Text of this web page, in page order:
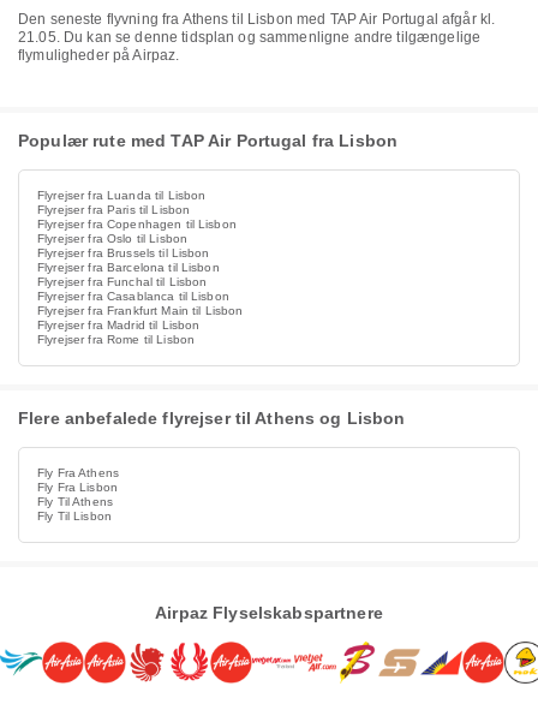
Den seneste flyvning fra Athens til Lisbon med TAP Air Portugal afgår kl.
21.05. Du kan se denne tidsplan og sammenligne andre tilgængelige
flymuligheder på Airpaz.
Populær rute med TAP Air Portugal fra Lisbon
Flyrejser fra Luanda til Lisbon
Flyrejser fra Paris til Lisbon
Flyrejser fra Copenhagen til Lisbon
Flyrejser fra Oslo til Lisbon
Flyrejser fra Brussels til Lisbon
Flyrejser fra Barcelona til Lisbon
Flyrejser fra Funchal til Lisbon
Flyrejser fra Casablanca til Lisbon
Flyrejser fra Frankfurt Main til Lisbon
Flyrejser fra Madrid til Lisbon
Flyrejser fra Rome til Lisbon
Flere anbefalede flyrejser til Athens og Lisbon
Fly Fra Athens
Fly Fra Lisbon
Fly Til Athens
Fly Til Lisbon
Airpaz Flyselskabspartnere